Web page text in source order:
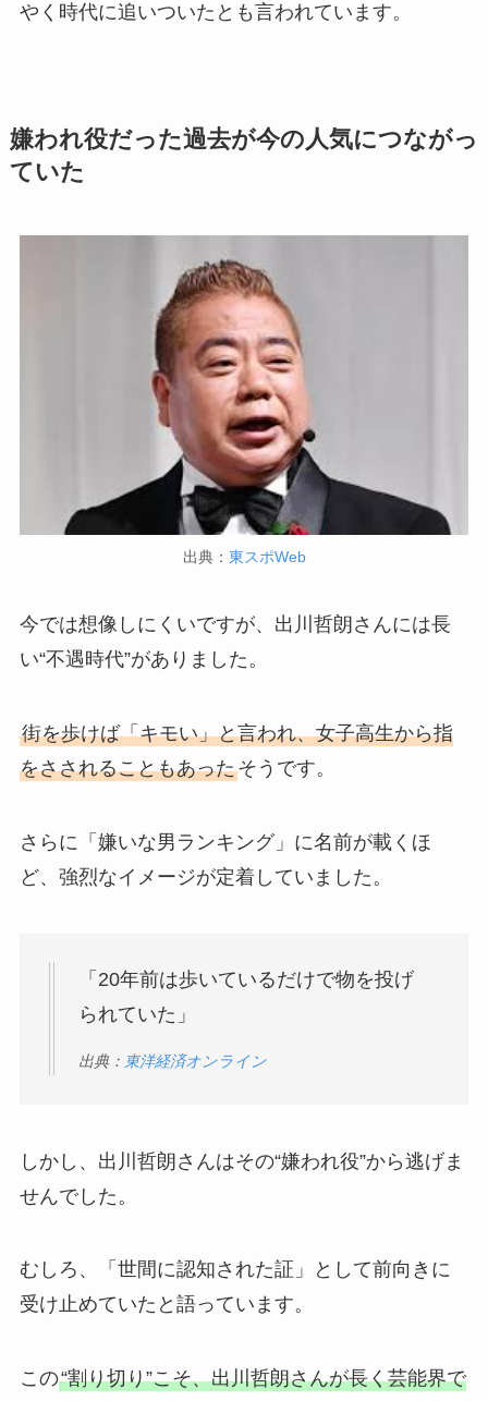
やく時代に追いついたとも言われています。
嫌われ役だった過去が今の人気につながっ
ていた
出典： 東スポWeb
今では想像しにくいですが、出川哲朗さんには長
い“不遇時代”がありました。
街を歩けば「キモい」と言われ、女子高生から指
をさされることもあったそうです。
さらに「嫌いな男ランキング」に名前が載くほ
ど、強烈なイメージが定着していました。
「20年前は歩いているだけで物を投げ
られていた」
出典： 東洋経済オンライン
しかし、出川哲朗さんはその“嫌われ役”から逃げま
せんでした。
むしろ、「世間に認知された証」として前向きに
受け止めていたと語っています。
この“割り切り”こそ、出川哲朗さんが長く芸能界で